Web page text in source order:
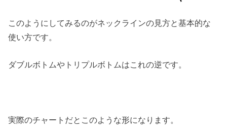
このようにしてみるのがネックラインの見方と基本的な
使い方です。
ダブルボトムやトリプルボトムはこれの逆です。
実際のチャートだとこのような形になります。